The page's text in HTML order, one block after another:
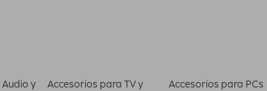
Audio y
Accesorios para TV y
Accesorios para PCs